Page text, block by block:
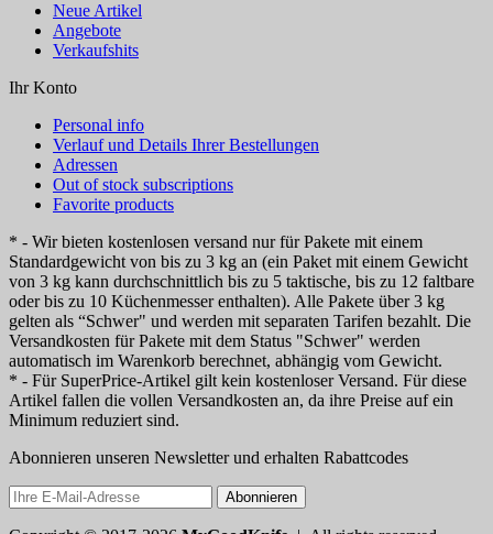
Neue Artikel
Angebote
Verkaufshits
Ihr Konto
Personal info
Verlauf und Details Ihrer Bestellungen
Adressen
Out of stock subscriptions
Favorite products
* - Wir bieten kostenlosen versand nur für Pakete mit einem
Standardgewicht von bis zu 3 kg an (ein Paket mit einem Gewicht
von 3 kg kann durchschnittlich bis zu 5 taktische, bis zu 12 faltbare
oder bis zu 10 Küchenmesser enthalten). Alle Pakete über 3 kg
gelten als “Schwer" und werden mit separaten Tarifen bezahlt. Die
Versandkosten für Pakete mit dem Status "Schwer" werden
automatisch im Warenkorb berechnet, abhängig vom Gewicht.
* - Für SuperPrice-Artikel gilt kein kostenloser Versand. Für diese
Artikel fallen die vollen Versandkosten an, da ihre Preise auf ein
Minimum reduziert sind.
Abonnieren unseren Newsletter und erhalten Rabattcodes
Abonnieren